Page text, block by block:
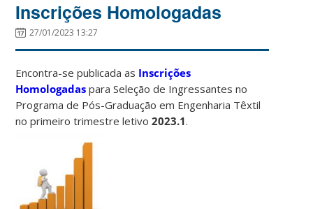
Inscrições Homologadas
27/01/2023 13:27
Encontra-se publicada as Inscrições
Homologadas para Seleção de Ingressantes no
Programa de Pós-Graduação em Engenharia Têxtil
no primeiro trimestre letivo2023.1.